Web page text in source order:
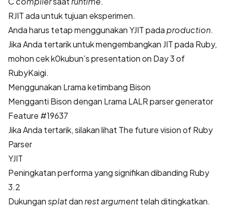
RJIT ada untuk tujuan eksperimen.
Anda harus tetap menggunakan YJIT padaproduction.
Jika Anda tertarik untuk mengembangkan JIT pada Ruby,
mohon cekk0kubun’s presentation on Day 3 of
RubyKaigi.
Menggunakan Lrama ketimbang Bison
Mengganti Bison dengan Lrama LALR parser generator
Feature #19637
Jika Anda tertarik, silakan lihat The future vision of Ruby
Parser
YJIT
Peningkatan performa yang signifikan dibanding Ruby
3.2
Dukungansplatdanrest argumenttelah ditingkatkan.